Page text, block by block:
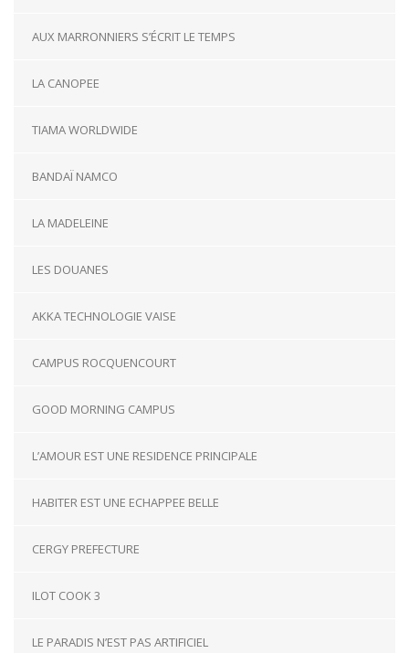
AUX MARRONNIERS S’ÉCRIT LE TEMPS
LA CANOPEE
TIAMA WORLDWIDE
BANDAÏ NAMCO
LA MADELEINE
LES DOUANES
AKKA TECHNOLOGIE VAISE
CAMPUS ROCQUENCOURT
GOOD MORNING CAMPUS
L’AMOUR EST UNE RESIDENCE PRINCIPALE
HABITER EST UNE ECHAPPEE BELLE
CERGY PREFECTURE
ILOT COOK 3
LE PARADIS N’EST PAS ARTIFICIEL